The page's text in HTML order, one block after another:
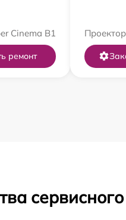
Cinema B1
ремонт